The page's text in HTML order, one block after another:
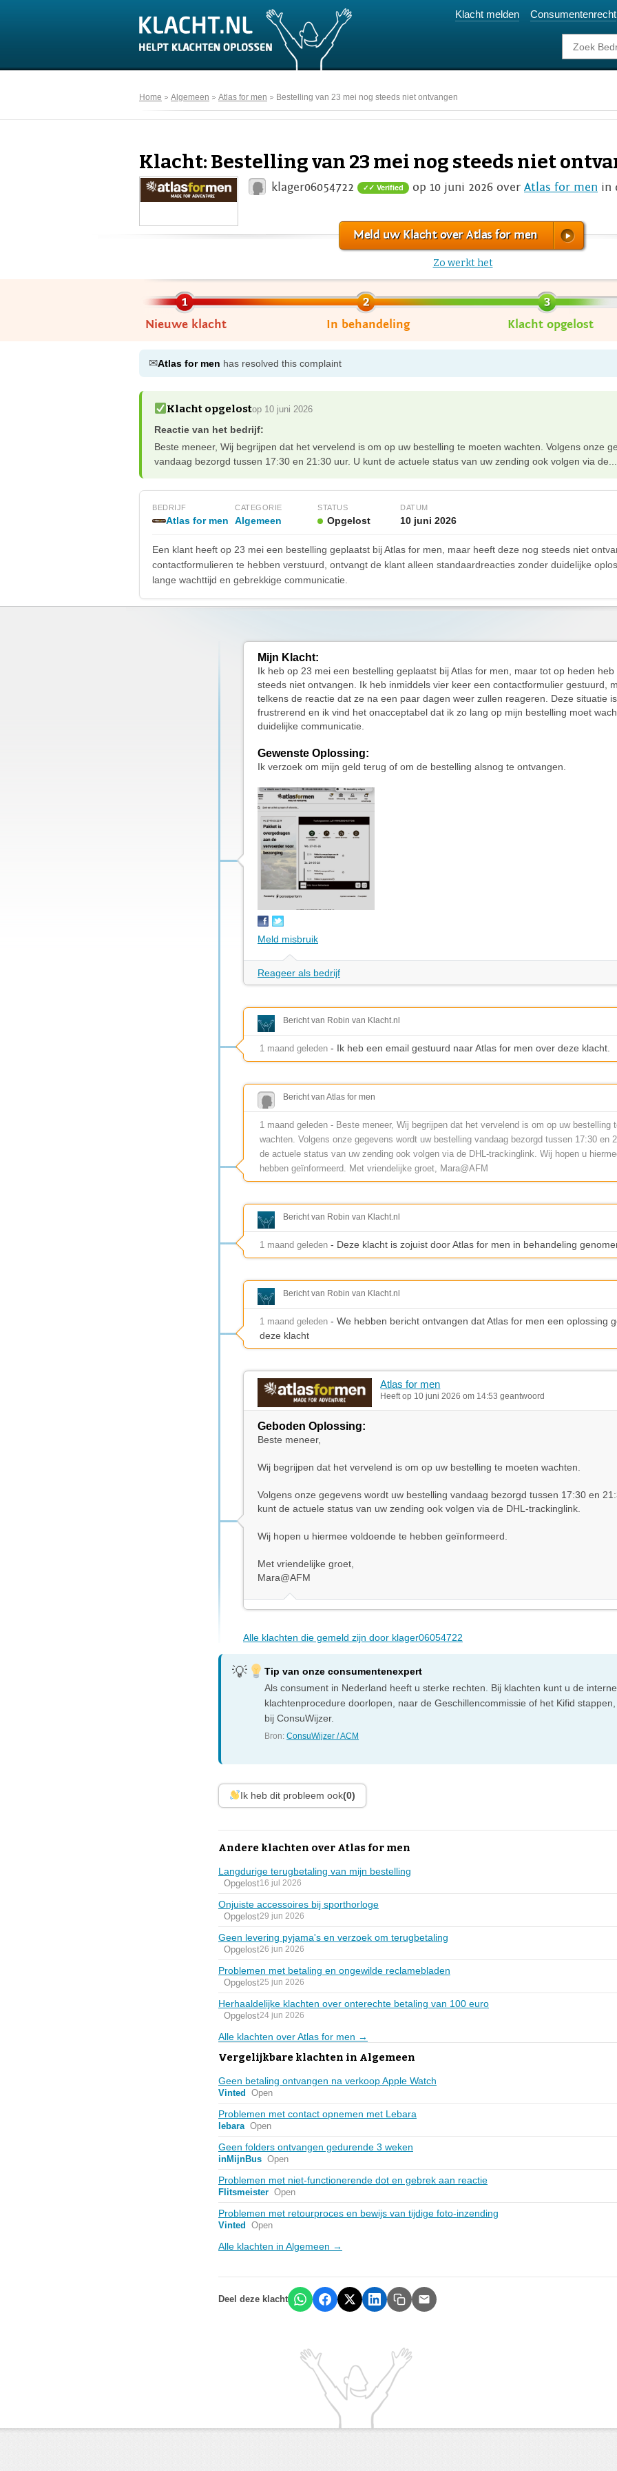
Klacht melden Consumentenrecht
Home Algemeen Atlas for men Bestelling van 23 mei nog steeds niet ontvangen
Klacht: Bestelling van 23 mei nog steeds niet
klager06054722 ✓ Verified op 10 juni 2026 over Atlas for men in
Meld uw Klacht over Atlas for men
Zo werkt het
Nieuwe klacht In behandeling Klacht opgelost
✉Atlas for men has resolved this complaint
Klacht opgelostop 10 juni 2026
Reactie van het bedrijf:
Beste meneer, Wij begrijpen dat het vervelend is om op uw bestelling te moeten wachten. Volgens onze
vandaag bezorgd tussen 17:30 en 21:30 uur. U kunt de actuele status van uw zending ook volgen via de...
BEDRIJF
Atlas for men
CATEGORIE
Algemeen
STATUS
Opgelost
DATUM
10 juni 2026
Een klant heeft op 23 mei een bestelling geplaatst bij Atlas for men, maar heeft deze nog steeds niet
contactformulieren te hebben verstuurd, ontvangt de klant alleen standaardreacties zonder duidelijke
lange wachttijd en gebrekkige communicatie.
Mijn Klacht:
Ik heb op 23 mei een bestelling geplaatst bij Atlas for men, maar tot op heden heb
steeds niet ontvangen. Ik heb inmiddels vier keer een contactformulier gestuurd,
telkens de reactie dat ze na een paar dagen weer zullen reageren. Deze situatie
frustrerend en ik vind het onacceptabel dat ik zo lang op mijn bestelling moet
duidelijke communicatie.
Gewenste Oplossing:
Ik verzoek om mijn geld terug of om de bestelling alsnog te ontvangen.
Meld misbruik
Reageer als bedrijf
Bericht van Robin van Klacht.nl
1 maand geleden - Ik heb een email gestuurd naar Atlas for men over deze klacht.
Bericht van Atlas for men
1 maand geleden - Beste meneer, Wij begrijpen dat het vervelend is om op uw bestelling
wachten. Volgens onze gegevens wordt uw bestelling vandaag bezorgd tussen 17:30 en
de actuele status van uw zending ook volgen via de DHL-trackinglink. Wij hopen u
hebben geïnformeerd. Met vriendelijke groet, Mara@AFM
Bericht van Robin van Klacht.nl
1 maand geleden - Deze klacht is zojuist door Atlas for men in behandeling
Bericht van Robin van Klacht.nl
1 maand geleden - We hebben bericht ontvangen dat Atlas for men een oplossing
deze klacht
Atlas for men
Heeft op 10 juni 2026 om 14:53 geantwoord
Geboden Oplossing:
Beste meneer,
Wij begrijpen dat het vervelend is om op uw bestelling te moeten wachten.
Volgens onze gegevens wordt uw bestelling vandaag bezorgd tussen 17:30 en
kunt de actuele status van uw zending ook volgen via de DHL-trackinglink.
Wij hopen u hiermee voldoende te hebben geïnformeerd.
Met vriendelijke groet,
Mara@AFM
Alle klachten die gemeld zijn door klager06054722
Tip van onze consumentenexpert
Als consument in Nederland heeft u sterke rechten. Bij klachten kunt u de interne
klachtenprocedure doorlopen, naar de Geschillencommissie of het Kifid
bij ConsuWijzer.
Bron:ConsuWijzer / ACM
Ik heb dit probleem ook(0)
Andere klachten over Atlas for men
Langdurige terugbetaling van mijn bestelling
Opgelost16 jul 2026
Onjuiste accessoires bij sporthorloge
Opgelost29 jun 2026
Geen levering pyjama's en verzoek om terugbetaling
Opgelost26 jun 2026
Problemen met betaling en ongewilde reclamebladen
Opgelost25 jun 2026
Herhaaldelijke klachten over onterechte betaling van 100 euro
Opgelost24 jun 2026
Alle klachten over Atlas for men →
Vergelijkbare klachten in Algemeen
Geen betaling ontvangen na verkoop Apple Watch
Vinted Open
Problemen met contact opnemen met Lebara
lebara Open
Geen folders ontvangen gedurende 3 weken
inMijnBus Open
Problemen met niet-functionerende dot en gebrek aan reactie
Flitsmeister Open
Problemen met retourproces en bewijs van tijdige foto-inzending
Vinted Open
Alle klachten in Algemeen →
Deel deze klacht